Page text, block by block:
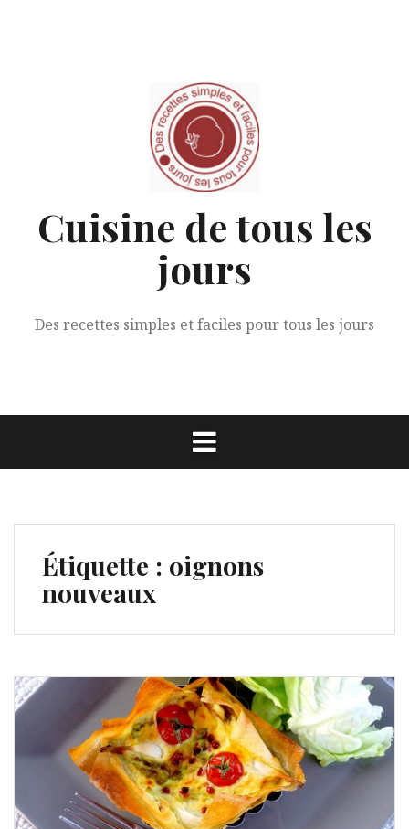
Cuisine de tous les
jours
Des recettes simples et faciles pour tous les jours
Étiquette : oignons
nouveaux